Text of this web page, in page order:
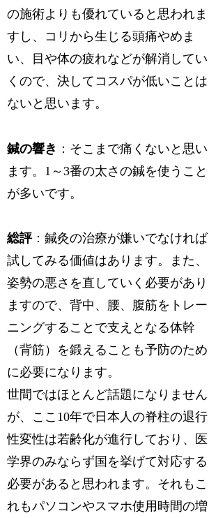
の施術よりも優れていると思われま
すし、コリから生じる頭痛やめま
い、目や体の疲れなどが解消してい
くので、決してコスパが低いことは
ないと思います。
鍼の響き ：そこまで痛くないと思い
ます。1～3番の太さの鍼を使うこと
が多いです。
総評：鍼灸の治療が嫌いでなければ
試してみる価値はあります。また、
姿勢の悪さを直していく必要があり
ますので、背中、腰、腹筋をトレー
ニングすることで支えとなる体幹
（背筋）を鍛えることも予防のため
に必要になります。
世間ではほとんど話題になりません
が、ここ10年で日本人の脊柱の退行
性変性は若齢化が進行しており、医
学界のみならず国を挙げて対応する
必要があると思われます。それもこ
れもパソコンやスマホ使用時間の増